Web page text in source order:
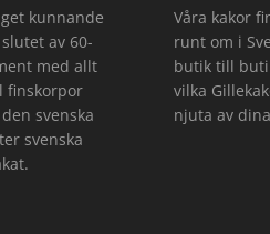
kunnande
av 60-
med allt
finskorpor
svenska
svenska
Våra kakor
runt om i
butik till
vilka
njuta av